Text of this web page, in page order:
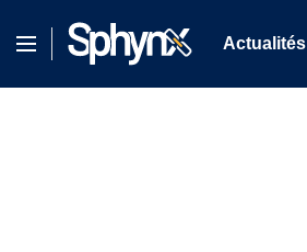
Actualités